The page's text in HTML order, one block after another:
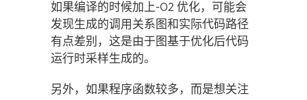
如果编译的时候加上-O2 优化，可能会
发现生成的调用关系图和实际代码路径
有点差别，这是由于图基于优化后代码
运行时采样生成的。
另外，如果程序函数较多，而是想关注